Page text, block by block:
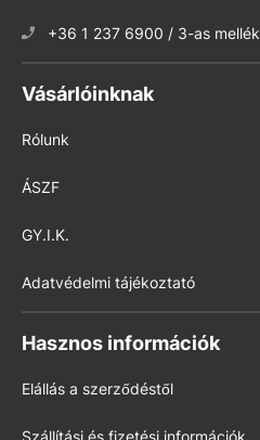
+36 1 237 6900 / 3-as mellék
Vásárlóinknak
Rólunk
ÁSZF
GY.I.K.
Adatvédelmi tájékoztató
Hasznos információk
Elállás a szerződéstől
Szállítási és fizetési információk